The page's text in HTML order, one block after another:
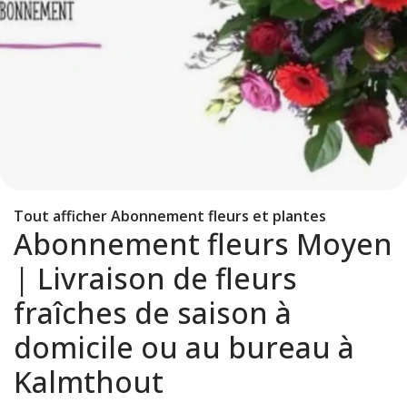
Tout afficher Abonnement fleurs et plantes
Abonnement fleurs Moyen
| Livraison de fleurs
fraîches de saison à
domicile ou au bureau à
Kalmthout